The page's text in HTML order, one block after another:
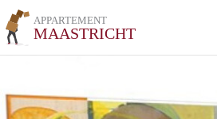
APPARTEMENT
MAASTRICHT